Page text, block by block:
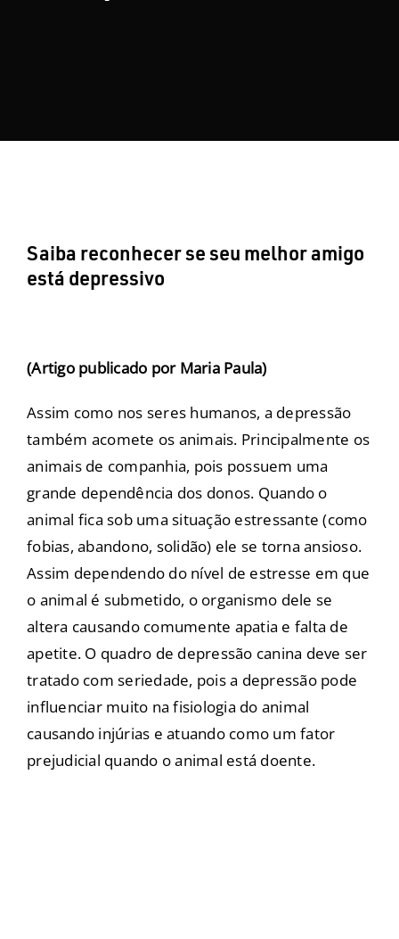
Saiba reconhecer se seu melhor amigo
está depressivo
(Artigo publicado por Maria Paula)
Assim como nos seres humanos, a depressão
também acomete os animais. Principalmente os
animais de companhia, pois possuem uma
grande dependência dos donos. Quando o
animal fica sob uma situação estressante (como
fobias, abandono, solidão) ele se torna ansioso.
Assim dependendo do nível de estresse em que
o animal é submetido, o organismo dele se
altera causando comumente apatia e falta de
apetite. O quadro de depressão canina deve ser
tratado com seriedade, pois a depressão pode
influenciar muito na fisiologia do animal
causando injúrias e atuando como um fator
prejudicial quando o animal está doente.